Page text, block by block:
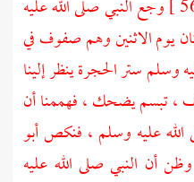
وجع النبي صلى الله عليه
يوم الاثنين وهم صفوف في
وسلم ستر الحجرة ينظر إلينا
، تبسم يضحك ، فهممنا أن
الله عليه وسلم ، فنكصأبو
أن النبي صلى الله عليه